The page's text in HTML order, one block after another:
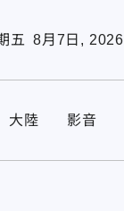
五 8月7日, 2026
大陸 影音